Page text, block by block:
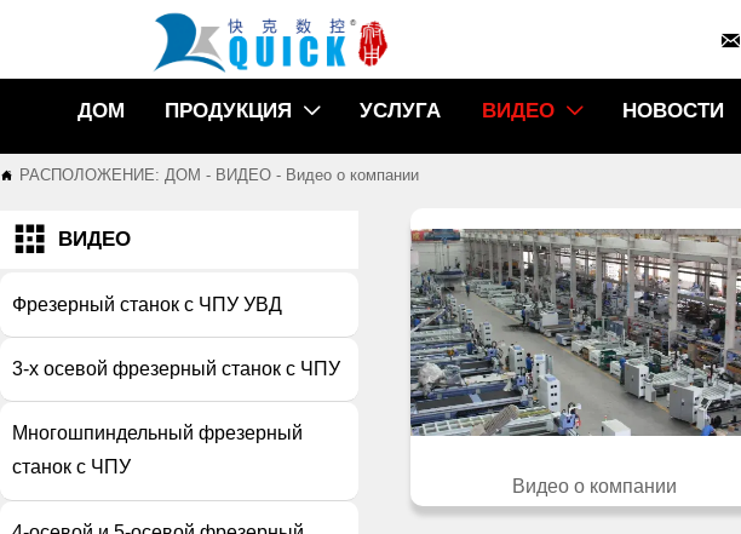

ДОМ ПРОДУКЦИЯ  УСЛУГА ВИДЕО  НОВОСТИ
 РАСПОЛОЖЕНИЕ: ДОМ - ВИДЕО- Видео о компании
 ВИДЕО
Фрезерный станок с ЧПУ УВД
3-х осевой фрезерный станок с ЧПУ
Многошпиндельный фрезерный
станок с ЧПУ
Видео о компании